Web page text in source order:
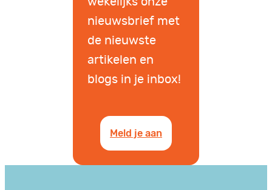
nieuwsbrief met
de nieuwste
artikelen en
blogs in je inbox!
Meld je aan